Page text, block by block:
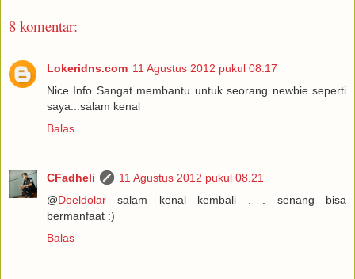
8 komentar:
Lokeridns.com 11 Agustus 2012 pukul 08.17
Nice Info Sangat membantu untuk seorang newbie seperti
saya...salam kenal
Balas
CFadheli
11 Agustus 2012 pukul 08.21
@Doeldolar salam kenal kembali . . senang bisa
bermanfaat :)
Balas